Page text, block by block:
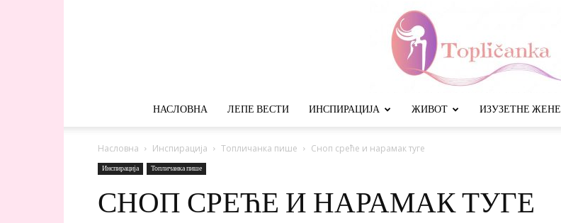
НАСЛОВНА ЛЕПЕ ВЕСТИ ИНСПИРАЦИЈА ЖИВОТ ИЗУЗЕТНЕ ЖЕНЕ
Насловна Инспирација Топличанка пише Сноп среће и нарамак туге
Инспирација Топличанка пише
СНОП СРЕЋЕ И НАРАМАК ТУГЕ